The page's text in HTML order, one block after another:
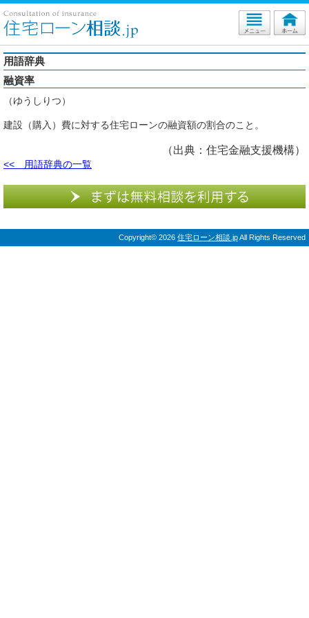
用語辞典
融資率
（ゆうしりつ）
建設（購入）費に対する住宅ローンの融資額の割合のこと。
（出典：住宅金融支援機構）
<< 用語辞典の一覧
Copyright© 2026 住宅ローン相談.jpAll Rights Reserved